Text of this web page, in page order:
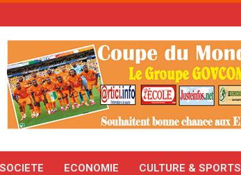
SOCIETE ECONOMIE CULTURE & SPORTS